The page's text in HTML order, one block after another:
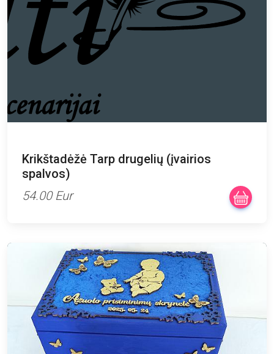
Krikštadėžė Tarp drugelių (įvairios
spalvos)
54.00 Eur